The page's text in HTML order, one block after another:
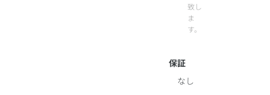
致し
ま
す。
保証
なし